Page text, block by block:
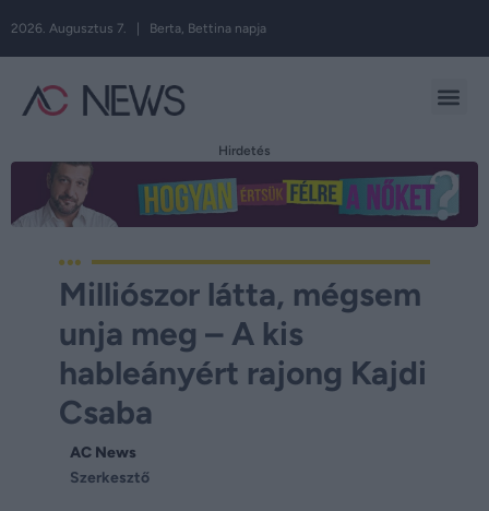
2026. Augusztus 7. | Berta, Bettina napja
Hirdetés
Milliószor látta, mégsem
unja meg – A kis
hableányért rajong Kajdi
Csaba
AC News
Szerkesztő